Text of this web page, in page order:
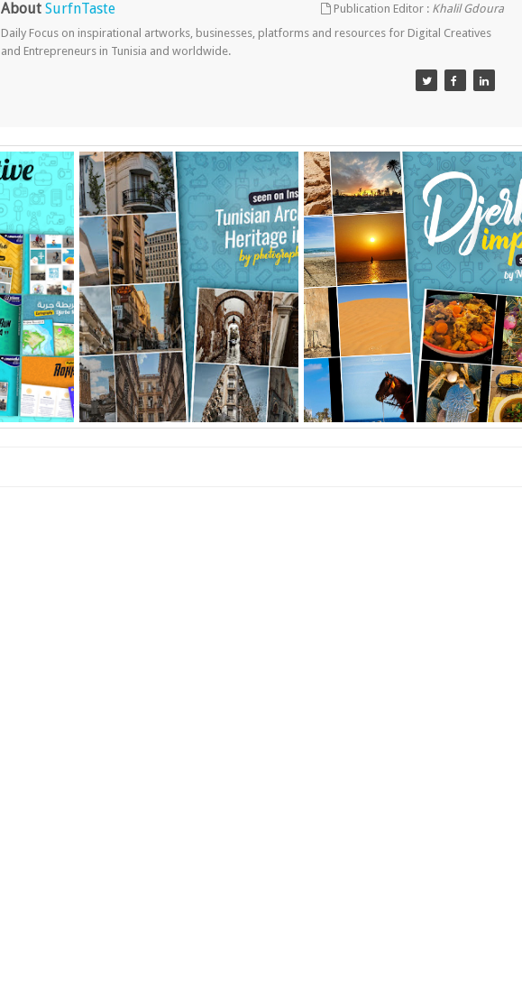
About SurfnTaste Publication Editor : Khalil Gdoura
Daily Focus on inspirational artworks, businesses, platforms and resources for Digital Creatives
and Entrepreneurs in Tunisia and worldwide.